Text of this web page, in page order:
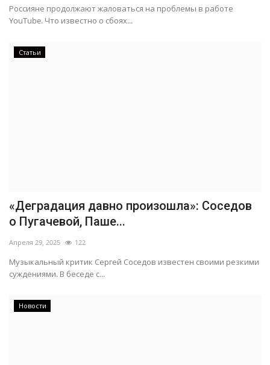
Россияне продолжают жаловаться на проблемы в работе
YouTube. Что известно о сбоях...
Статьи
«Деградация давно произошла»: Соседов
о Пугачевой, Паше...
Апреля 29, 2025 122
Музыкальный критик Сергей Соседов известен своими резкими
суждениями. В беседе с...
Новости